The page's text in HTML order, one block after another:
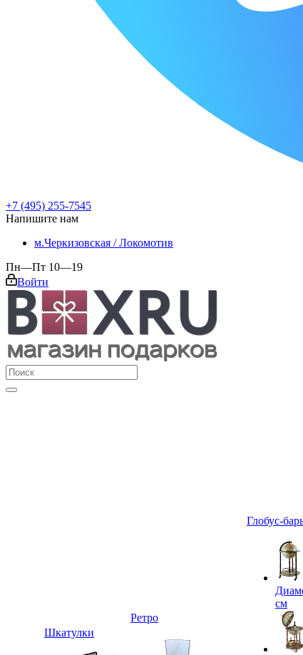
+7 (495) 255-7545
Напишите нам
м.Черкизовская / Локомотив
Пн—Пт 10—19
Войти
Шкатулки
Ретро
Глобус-
см